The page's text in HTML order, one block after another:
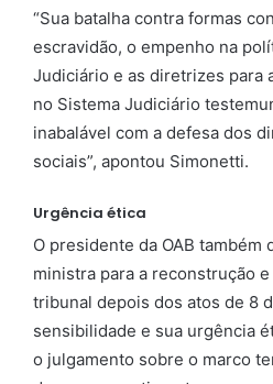
“Sua batalha contra formas
escravidão, o empenho na
Judiciário e as diretrizes para
no Sistema Judiciário
inabalável com a defesa dos
sociais”, apontou Simonetti.
Urgência ética
O presidente da OAB também
ministra para a reconstrução
tribunal depois dos atos de 8
sensibilidade e sua urgência
o julgamento sobre o marco